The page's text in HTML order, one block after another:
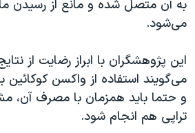
اعتراضات مردمی آبان ۹۸
نرگس محمدی برنده جایزه نوبل صلح
همایش محافظه‌کاران آمریکا «سی‌پک»
صفحه‌های ویژه
به آن متصل شده و مانع از رسیدن
می‌شود.
این پژوهشگران با ابراز رضایت از
می‌گویند استفاده از واکسن کوکائین
و حتما باید همزمان با مصرف آن،
تراپی هم انجام شود.